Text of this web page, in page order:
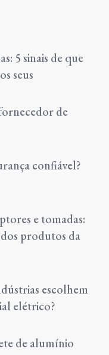
5 sinais de que
seus
de
confiável?
e tomadas:
produtos da
escolhem
elétrico?
de alumínio